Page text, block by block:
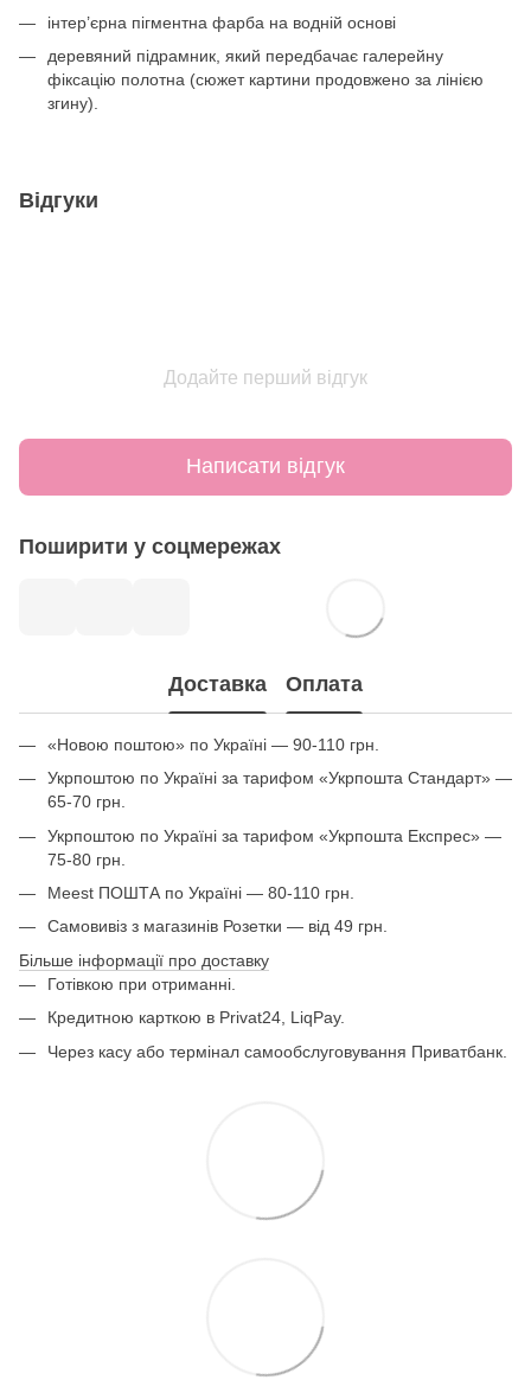
інтер’єрна пігментна фарба на водній основі
деревяний підрамник, який передбачає галерейну
фіксацію полотна (сюжет картини продовжено за лінією
згину).
Відгуки
Додайте перший відгук
Написати відгук
Поширити у соцмережах
Доставка Оплата
«Новою поштою» по Україні — 90-110 грн.
Укрпоштою по Україні за тарифом «Укрпошта Стандарт» —
65-70 грн.
Укрпоштою по Україні за тарифом «Укрпошта Експрес» —
75-80 грн.
Meest ПОШТА по Україні — 80-110 грн.
Самовивіз з магазинів Розетки — від 49 грн.
Більше інформації про доставку
Готівкою при отриманні.
Кредитною карткою в Privat24, LiqPay.
Через касу або термінал самообслуговування Приватбанк.